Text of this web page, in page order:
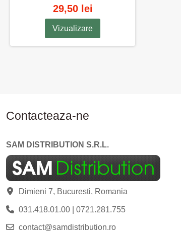
29,50 lei
Vizualizare
Contacteaza-ne
SAM DISTRIBUTION S.R.L.
Dimieni 7, Bucuresti, Romania
031.418.01.00| 0721.281.755
contact@samdistribution.ro